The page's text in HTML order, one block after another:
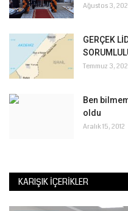
Ağustos 3,
GERÇEK
Temmuz 3,
Ben
oldu
Aralık 15, 2012
KARIŞIK İÇERIKLER